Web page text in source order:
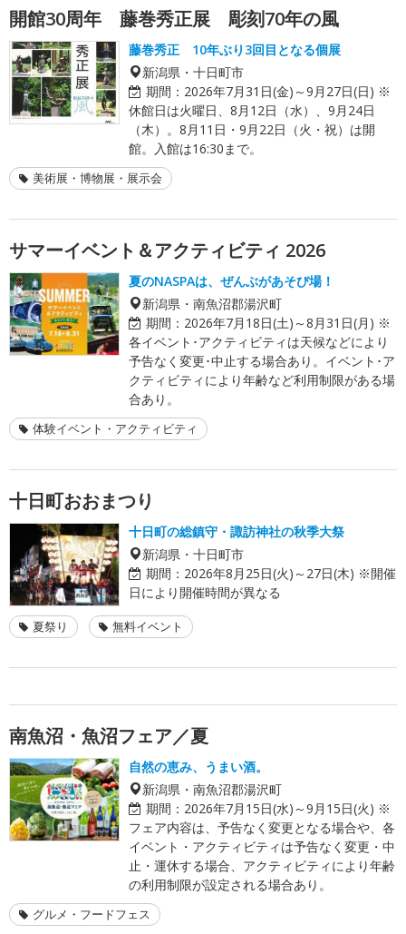
開館30周年 藤巻秀正展 彫刻70年の風
藤巻秀正 10年ぶり3回目となる個展
新潟県・十日町市
期間： 2026年7月31日(金)～9月27日(日) ※
休館日は火曜日、8月12日（水）、9月24日
（木）。8月11日・9月22日（火・祝）は開
館。入館は16:30まで。
美術展・博物展・展示会
サマーイベント＆アクティビティ 2026
夏のNASPAは、ぜんぶがあそび場！
新潟県・南魚沼郡湯沢町
期間： 2026年7月18日(土)～8月31日(月) ※
各イベント･アクティビティは天候などにより
予告なく変更･中止する場合あり。イベント･ア
クティビティにより年齢など利用制限がある場
合あり。
体験イベント・アクティビティ
十日町おおまつり
十日町の総鎮守・諏訪神社の秋季大祭
新潟県・十日町市
期間： 2026年8月25日(火)～27日(木) ※開催
日により開催時間が異なる
夏祭り 無料イベント
南魚沼・魚沼フェア／夏
自然の恵み、うまい酒。
新潟県・南魚沼郡湯沢町
期間： 2026年7月15日(水)～9月15日(火) ※
フェア内容は、予告なく変更となる場合や、各
イベント・アクティビティは予告なく変更・中
止・運休する場合、アクティビティにより年齢
の利用制限が設定される場合あり。
グルメ・フードフェス